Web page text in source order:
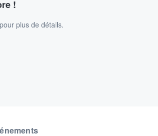
!
pour plus de détails.